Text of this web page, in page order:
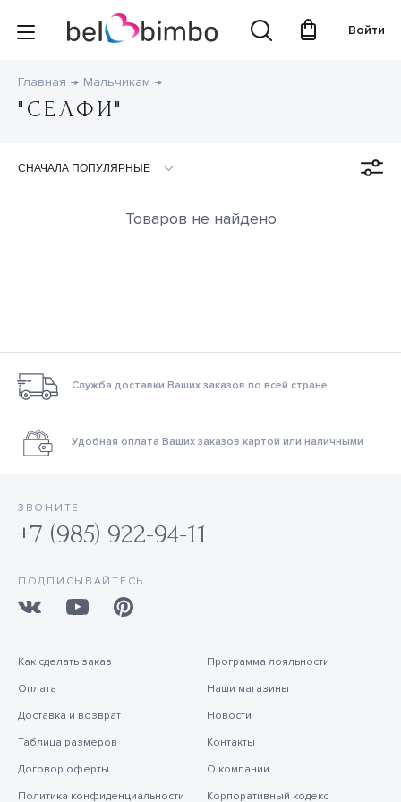
Войти
Главная Мальчикам
"СЕЛФИ"
Товаров не найдено
Служба доставки Ваших заказов по всей стране
Удобная оплата Ваших заказов картой или наличными
ЗВОНИТЕ
+7 (985) 922-94-11
ПОДПИСЫВАЙТЕСЬ
Как сделать заказ
Оплата
Доставка и возврат
Таблица размеров
Договор оферты
Политика конфиденциальности
Программа лояльности
Наши магазины
Новости
Контакты
О компании
Корпоративный кодекс